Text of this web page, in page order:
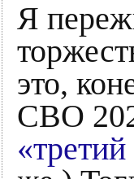
Я
это,
СВО